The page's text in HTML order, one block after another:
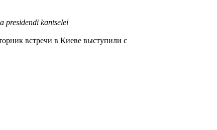
presidendi kantselei
встречи в Киеве выступили с